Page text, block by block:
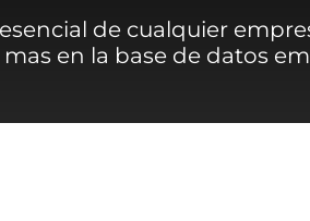
de cualquier
en la base de datos